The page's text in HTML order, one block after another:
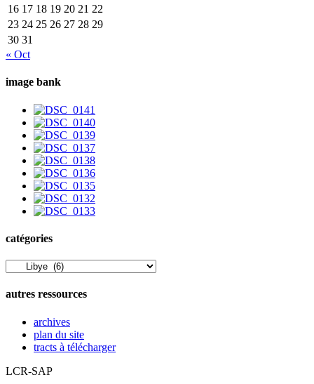
16 17 18 19 20 21 22
23 24 25 26 27 28 29
30 31
« Oct
image bank
catégories
catégories
autres ressources
archives
plan du site
tracts à télécharger
LCR-SAP